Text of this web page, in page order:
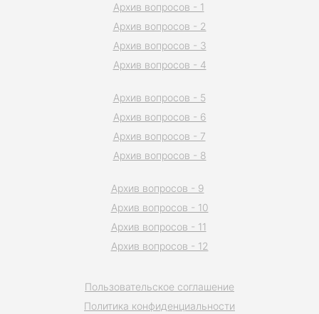
Пользовательское соглашение
Политика конфиденциальности
Архив вопросов - 1
Архив вопросов - 2
Архив вопросов - 3
Архив вопросов - 4
Архив вопросов - 5
Архив вопросов - 6
Архив вопросов - 7
Архив вопросов - 8
Архив вопросов - 9
Архив вопросов - 10
Архив вопросов - 11
Архив вопросов - 12